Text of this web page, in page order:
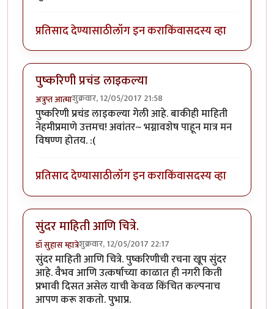
प्रतिसाद देण्यासाठीलॉग इन कराकिंवासदस्य व्हा
पुष्करिणी प्रचंड लाइकल्या
अत्रुप्त आत्माशुक्रवार, 12/05/2017 21:58
पुष्करिणी प्रचंड लाइकल्या गेली आहे. बाकीही माहिती
नेहमीप्रमाणे उत्तमच! अवांतर~ भग्नावशेष पाहून मात्र मन
विषण्ण होतय. :(
प्रतिसाद देण्यासाठीलॉग इन कराकिंवासदस्य व्हा
सुंदर माहिती आणि चित्रे.
डॉ सुहास म्हात्रेशुक्रवार, 12/05/2017 22:17
सुंदर माहिती आणि चित्रे. पुष्करिणीची रचना खूप सुंदर
आहे. वैभव आणि उत्कर्षाच्या काळात ही नगरी किती
प्रभावी दिसत असेल याची केवळ किंचित कल्पनाच
आपण करू शकतो. पुभाप्र.